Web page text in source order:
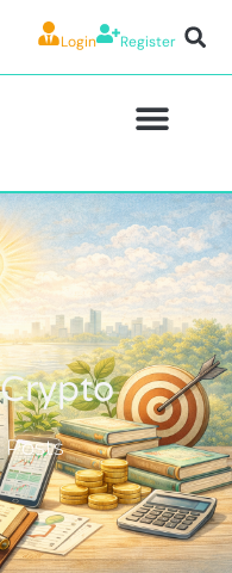
Login Register